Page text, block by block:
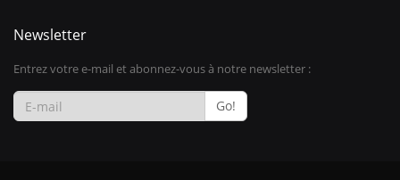
Newsletter
Entrez votre e-mail et abonnez-vous à notre newsletter :
Go!